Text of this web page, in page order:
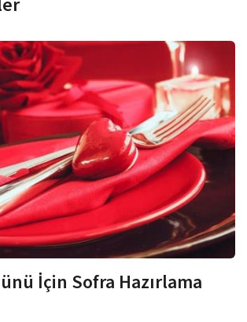
İçin Sofra Hazırlama